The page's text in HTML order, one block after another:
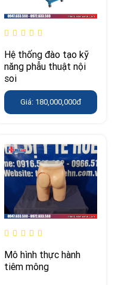
Hệ thống đào tạo kỹ
năng phẫu thuật nội
soi
Giá: 180,000,000đ
Mô hình thực hành
tiêm mông